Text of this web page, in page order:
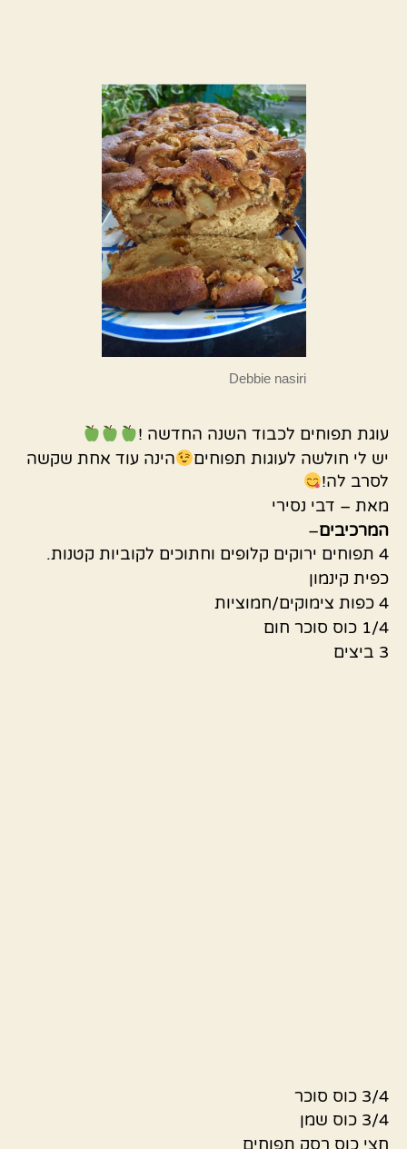
Debbie nasiri
עוגת תפוחים לכבוד השנה החדשה !
יש לי חולשה לעוגות תפוחים
הינה עוד אחת שקשה
לסרב לה!
מאת – דבי נסירי
המרכיבים–
4 תפוחים ירוקים קלופים וחתוכים לקוביות קטנות.
כפית קינמון
4 כפות צימוקים/חמוציות
1/4 כוס סוכר חום
3 ביצים
3/4 כוס סוכר
3/4 כוס שמן
חצי כוס רסק תפוחים